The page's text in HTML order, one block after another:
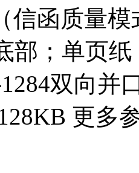
信函质量
部；单页
双向并
更多